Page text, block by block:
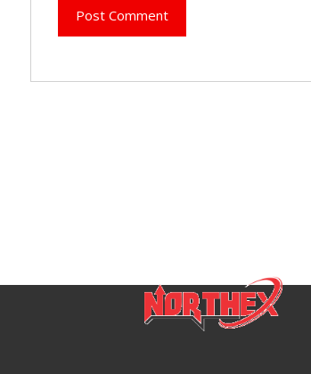
Post Comment